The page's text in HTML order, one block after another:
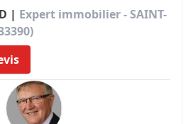
| Expert immobilier - SAINT-